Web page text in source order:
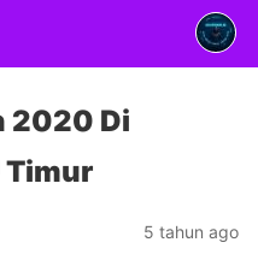
2020 Di
Timur
5 tahun ago